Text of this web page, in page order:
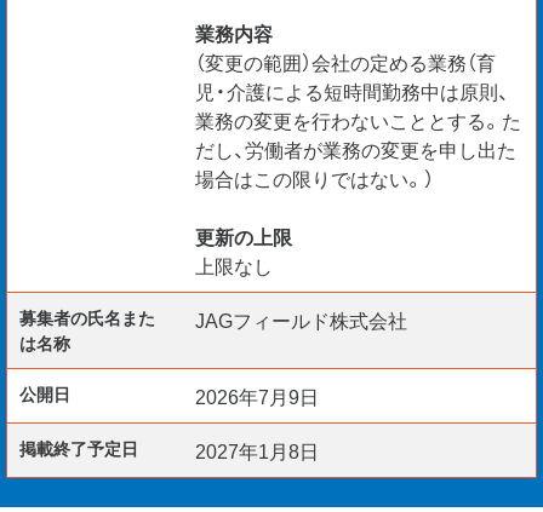
業務内容
（変更の範囲）会社の定める業務（育
児・介護による短時間勤務中は原則、
業務の変更を行わないこととする。た
だし、労働者が業務の変更を申し出た
場合はこの限りではない。）
更新の上限
上限なし
募集者の氏名また
は名称
JAGフィールド株式会社
公開日 2026年7月9日
掲載終了予定日 2027年1月8日